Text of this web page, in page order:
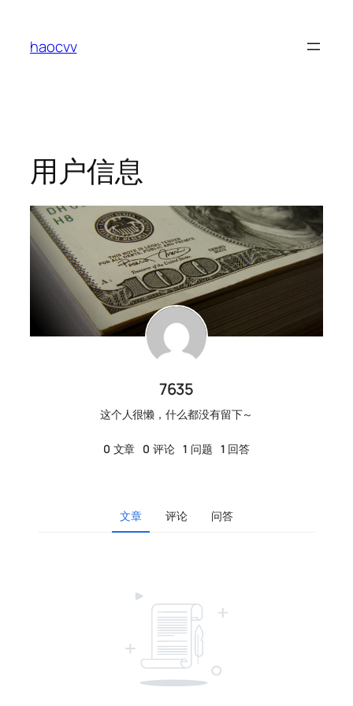
haocvv
用户信息
7635
这个人很懒，什么都没有留下～
0 文章 0 评论 1 问题 1 回答
文章 评论 问答